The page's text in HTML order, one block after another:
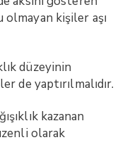
kişiler aşı
düzeyinin
de yaptırılmalıdır.
kazanan
olarak